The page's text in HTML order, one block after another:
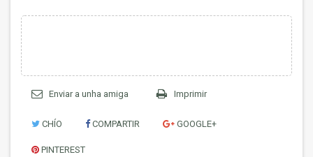
Enviar a unha amiga Imprimir
CHÍO COMPARTIR GOOGLE+
PINTEREST